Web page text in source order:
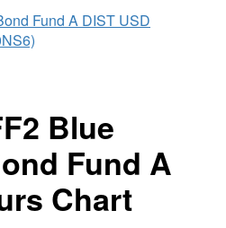
Fund A DIST USD
Blue
Fund A
Chart